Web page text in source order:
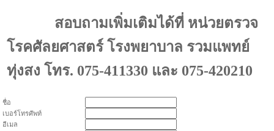
สอบถามเพิ่มเติมได้ที่ หน่วยตรวจ
โรคศัลยศาสตร์ โรงพยาบาล รวมแพทย์
ทุ่งสง โทร. 075-411330 และ 075-420210
ชื่อ
เบอร์โทรศัพท์
อีเมล